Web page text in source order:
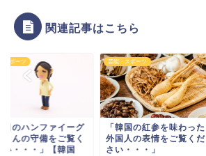
Powered by livedoor 相互RSS
関連記事はこちら
スポーツ
日のハンファイーグ
さんの守備をご覧く
い・・・」【韓国
芸能・スポーツ
「韓国の紅参を味わった
外国人の表情をご覧くだ
さい・・・」